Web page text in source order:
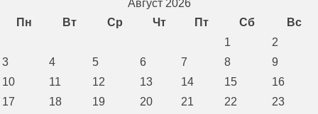
Август 2026
Пн
Вт Ср Чт Пт Сб Вс
1
2
3
4 5 6 7 8
9
10
11 12 13 14 15
16
17
18 19 20 21 22
23